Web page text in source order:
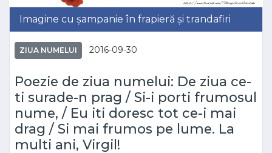
Imagine cu șampanie în frapieră și trandafiri
ZIUA NUMELUI 2016-09-30
Poezie de ziua numelui: De ziua ce-
ti surade-n prag / Si-i porti frumosul
nume, / Eu iti doresc tot ce-i mai
drag / Si mai frumos pe lume. La
multi ani, Virgil!